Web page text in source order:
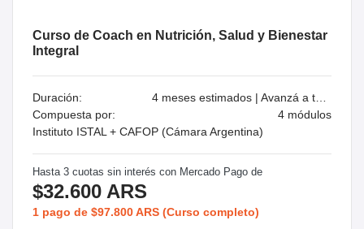
Curso de Coach en Nutrición, Salud y Bienestar
Integral
Duración:
Compuesta por:
4 módulos
Instituto ISTAL + CAFOP (Cámara Argentina)
Hasta 3 cuotas sin interés con Mercado Pago de
$32.600 ARS
1 pago de $97.800 ARS (Curso completo)